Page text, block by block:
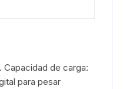
Capacidad de carga:
para pesar